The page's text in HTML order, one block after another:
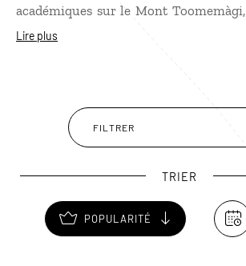
académiques sur le Mont
ancienne de la ville. Outre ses belles
sans oublier d’assister aux pièces
concerts en plein air si vous visitez
Lire plus
FILTRER
TRIER
POPULARITÉ